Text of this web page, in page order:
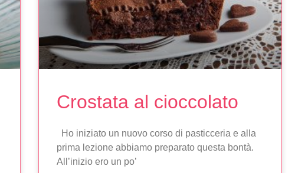
Crostata al cioccolato
Ho iniziato un nuovo corso di pasticceria e alla
prima lezione abbiamo preparato questa bontà.
All’inizio ero un po’